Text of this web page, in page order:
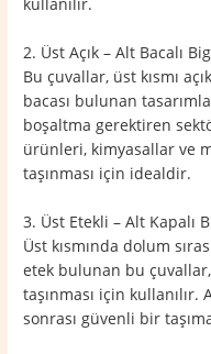
2. Üst Açık – Alt Bacalı
Bu çuvallar, üst kısmı
bacası bulunan
boşaltma gerektiren
ürünleri, kimyasallar ve
taşınması için idealdir.
3. Üst Etekli – Alt Kapalı
Üst kısmında dolum
etek bulunan bu
taşınması için kullanılır.
sonrası güvenli bir